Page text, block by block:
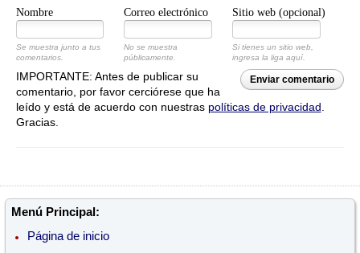
Nombre Correo electrónico Sitio web (opcional)
Se muestra junto a tus
comentarios.
No se muestra
públicamente.
Si tienes un sitio web,
ingresa la liga aquí.
Enviar comentario
IMPORTANTE: Antes de publicar su
comentario, por favor cerciórese que ha
leído y está de acuerdo con nuestras políticas de privacidad
Gracias.
Menú Principal:
Página de inicio